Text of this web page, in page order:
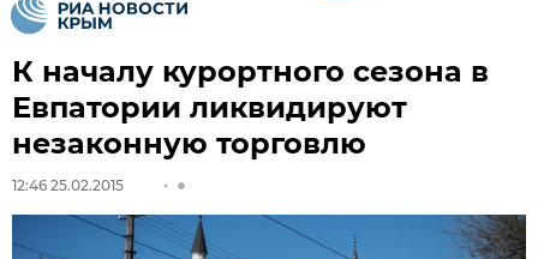
К началу курортного сезона в
Евпатории ликвидируют
незаконную торговлю
12:46 25.02.2015